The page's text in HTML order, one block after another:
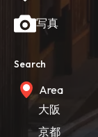
写真
Search
Area
大阪
京都